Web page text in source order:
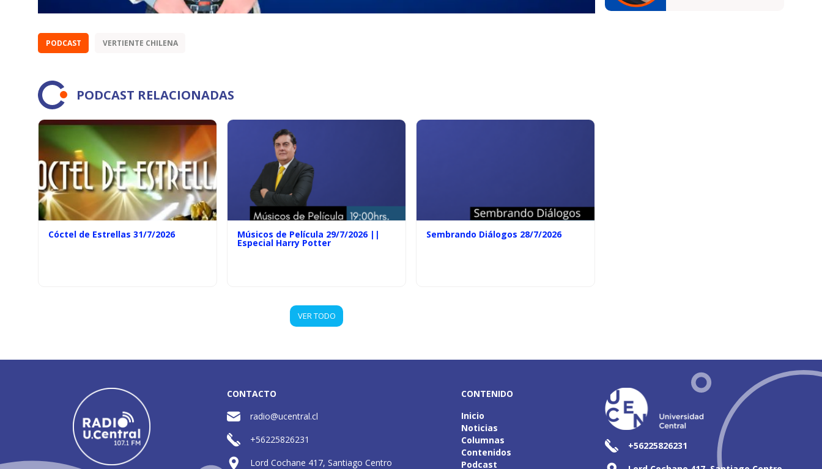
PODCAST VERTIENTE CHILENA
PODCAST RELACIONADAS
Cóctel de Estrellas 31/7/2026 Músicos de Película 29/7/2026 ||
Especial Harry Potter
Sembrando Diálogos 28/7/2026
VER TODO
CONTACTO
radio@ucentral.cl
+56225826231
Lord Cochane 417, Santiago Centro
CONTENIDO
Inicio
Noticias
Columnas
Contenidos
Podcast
+56225826231